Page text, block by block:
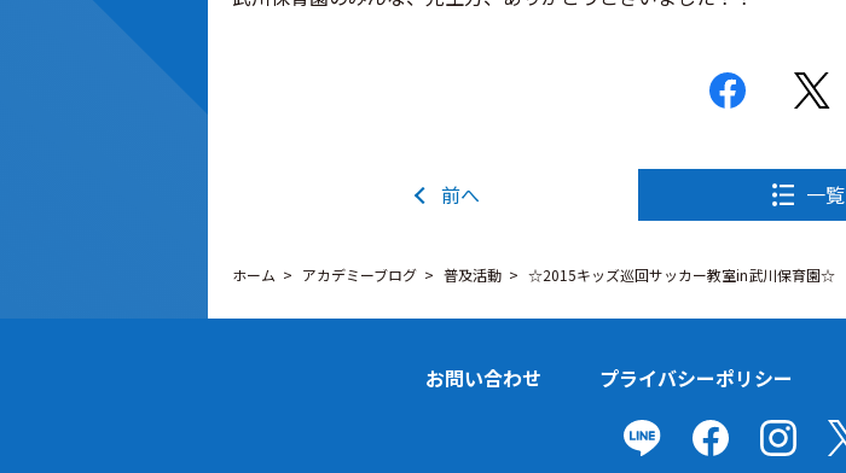
前へ 一覧
ホーム アカデミーブログ 普及活動 ☆2015キッズ巡回サッカー教室in武川保育園☆
お問い合わせ プライバシーポリシー